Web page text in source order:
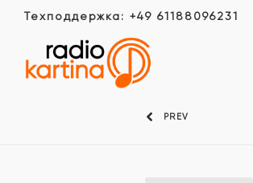
Техподдержка: +49 61188096231
PREV